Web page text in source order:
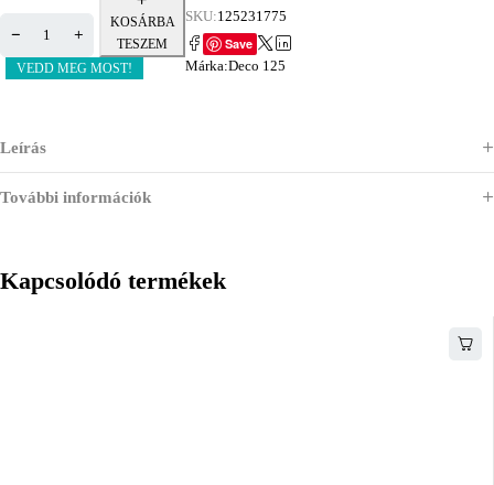
KOSÁRBA
TESZEM
VEDD MEG MOST!
SKU:125231775
Save
Márka:Deco 125
Leírás
További információk
Kapcsolódó termékek